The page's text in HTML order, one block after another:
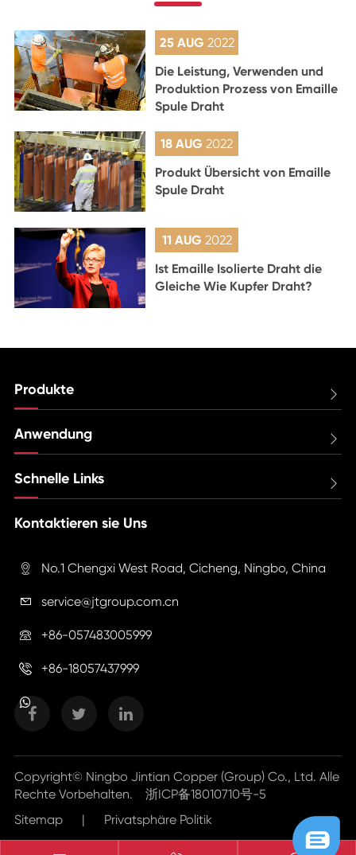
25 AUG 2022
Die Leistung, Verwenden und
Produktion Prozess von Emaille
Spule Draht
18 AUG2022
Produkt Übersicht von Emaille
Spule Draht
11 AUG 2022
Ist Emaille Isolierte Draht die
Gleiche Wie Kupfer Draht?
Produkte 
Anwendung 
Schnelle Links 
Kontaktieren sie Uns
 No.1 Chengxi West Road, Cicheng, Ningbo, China
 service@jtgroup.com.cn
 +86-057483005999
 +86-18057437999
Copyright© Ningbo Jintian Copper (Group) Co., Ltd. Alle
Rechte Vorbehalten. 浙ICP备18010710号-5
Sitemap
| Privatsphäre Politik